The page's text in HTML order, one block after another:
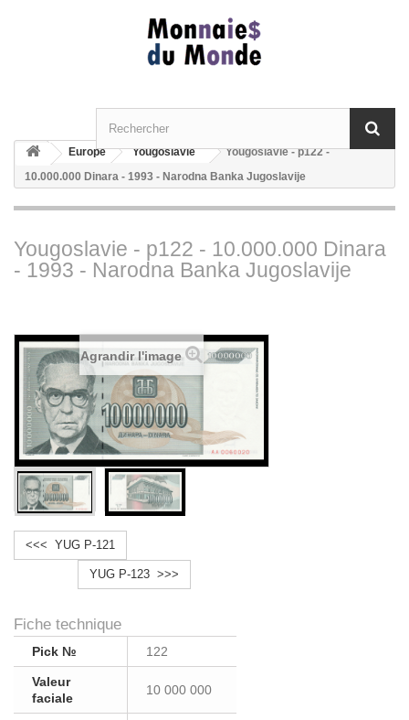
Europe Yougoslavie
Yougoslavie - p122 -
10.000.000 Dinara - 1993 - Narodna Banka Jugoslavije
Yougoslavie - p122 - 10.000.000 Dinara
- 1993 - Narodna Banka Jugoslavije
Agrandir l'image
<<< YUG P-121
YUG P-123 >>>
Fiche technique
Pick № 122
Valeur
faciale
10 000 000